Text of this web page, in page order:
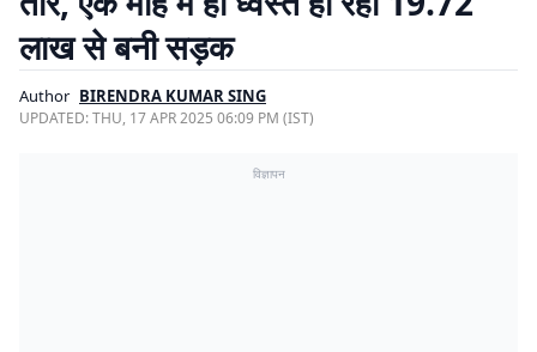
लाख से बनी सड़क
Author BIRENDRA KUMAR SING
UPDATED:THU, 17 APR 2025 06:09 PM (IST)
विज्ञापन